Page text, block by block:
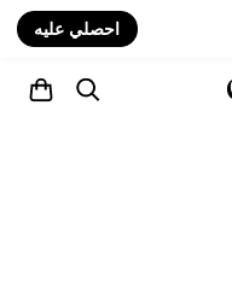
احصلي عليه